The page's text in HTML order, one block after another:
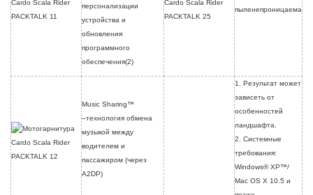
персонализации
устройства и
обновления
программного
обеспечения(2)
пыленепроницаема
Music Sharing™
–технология обмена
музыкой между
водителем и
пассажиром (через
A2DP)
1. Результат может
зависеть от
особенностей
ландшафта.
2. Системные
требования:
Windows® XP™/
Mac OS X 10.5 и